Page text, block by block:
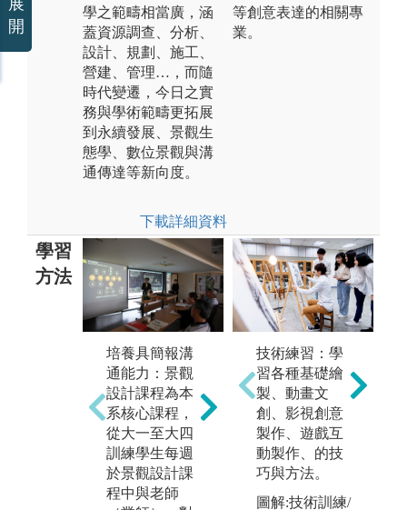
學之範疇相當廣，涵
蓋資源調查、分析、
設計、規劃、施工、
營建、管理…，而隨
時代變遷，今日之實
務與學術範疇更拓展
到永續發展、景觀生
態學、數位景觀與溝
通傳達等新向度。
下載詳細資料
等創意表達的相關專
業。
學習
方法
培養具簡報溝
通能力：景觀
設計課程為本
系核心課程，
從大一至大四
訓練學生每週
於景觀設計課
程中與老師
重視田野教學
實地觀察：透
過環境與田野
實習，強化學
生學習之深度
與廣度，並結
合優秀師資研
究為基礎，培
技術練習：學
習各種基礎繪
製、動畫文
創、影視創意
製作、遊戲互
動製作、的技
巧與方法。
圖解:技術訓練/
展
開